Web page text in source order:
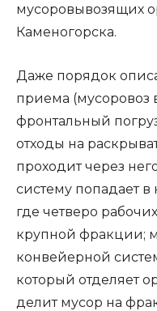
мусоровывозящих
Каменогорска.
Даже порядок
приема (мусоровоз
фронтальный
отходы на
проходит через
систему попадает
где четверо
крупной фракции;
конвейерной
который отделяет
делит мусор на